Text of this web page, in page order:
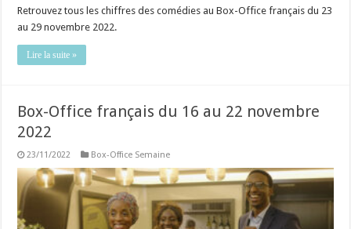
Retrouvez tous les chiffres des comédies au Box-Office français du 23
au 29 novembre 2022.
Lire la suite »
Box-Office français du 16 au 22 novembre
2022
23/11/2022 Box-Office Semaine